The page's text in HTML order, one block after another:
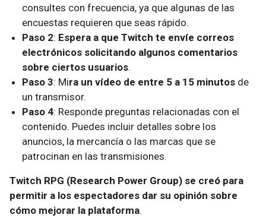
consultes con frecuencia, ya que algunas de las
encuestas requieren que seas rápido.
Paso 2: Espera a que Twitch te envíe correos
electrónicos solicitando algunos comentarios
sobre ciertos usuarios.
Paso 3: Mira un vídeo de entre 5 a 15 minutos de
un transmisor.
Paso 4: Responde preguntas relacionadas con el
contenido. Puedes incluir detalles sobre los
anuncios, la mercancía o las marcas que se
patrocinan en las transmisiones.
Twitch RPG (Research Power Group) se creó para
permitir a los espectadores dar su opinión sobre
cómo mejorar la plataforma.